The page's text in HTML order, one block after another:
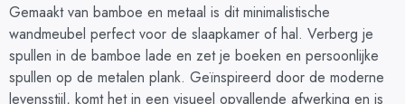
Gemaakt van bamboe en metaal is dit minimalistische
wandmeubel perfect voor de slaapkamer of hal. Verberg je
spullen in de bamboe lade en zet je boeken en persoonlijke
spullen op de metalen plank. Geïnspireerd door de moderne
levensstijl, komt het in een visueel opvallende afwerking en is